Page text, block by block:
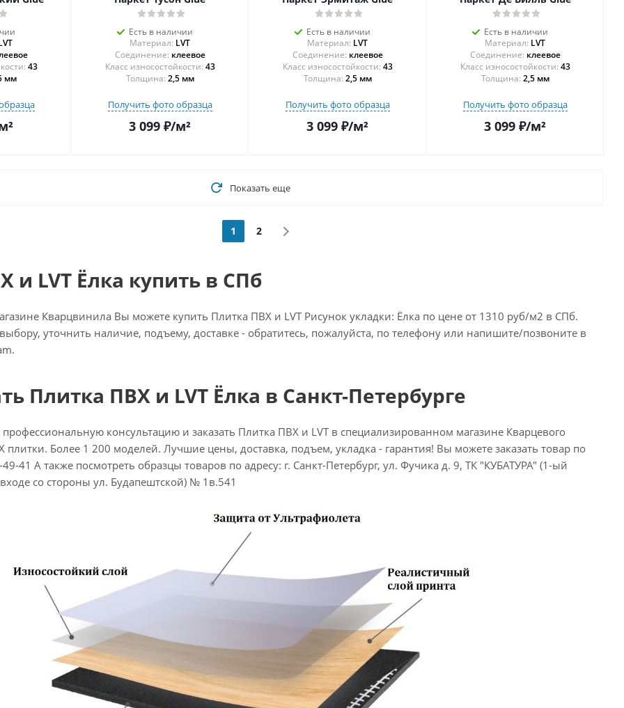
43
мм
Есть в наличии
Материал: LVT
Соединение: клеевое
43
Толщина: 2,5 мм
Получить фото образца
3 099 ₽/м²
Есть в наличии
Материал: LVT
Соединение: клеевое
43
Толщина: 2,5 мм
Получить фото образца
3 099 ₽/м²
Есть в наличии
Материал: LVT
Соединение: клеевое
43
Толщина: 2,5 мм
Получить фото образца
3 099 ₽/м²
Показать еще
1 2
и LVT Ёлка купить в СПб
Кварцвинила Вы можете купить Плитка ПВХ и LVT Рисунок укладки: Ёлка по цене от 1310 руб/м2 в СПб.
уточнить наличие, подъему, доставке - обратитесь, пожалуйста, по телефону или напишите/позвоните в
Плитка ПВХ и LVT Ёлка в Санкт-Петербурге
консультацию и заказать Плитка ПВХ и LVT в специализированном магазине Кварцевого
плитки. Более 1 200 моделей. Лучшие цены, доставка, подъем, укладка - гарантия! Вы можете заказать товар по
41 А также посмотреть образцы товаров по адресу: г. Санкт-Петербург, ул. Фучика д. 9, ТК "КУБАТУРА" (1-ый
со стороны ул. Будапештской) № 1в.541